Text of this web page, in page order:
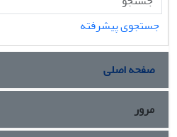
جستجوی پیشرفته
صفحه اصلی
مرور